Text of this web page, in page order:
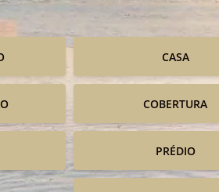
CASA
COBERTURA
PRÉDIO